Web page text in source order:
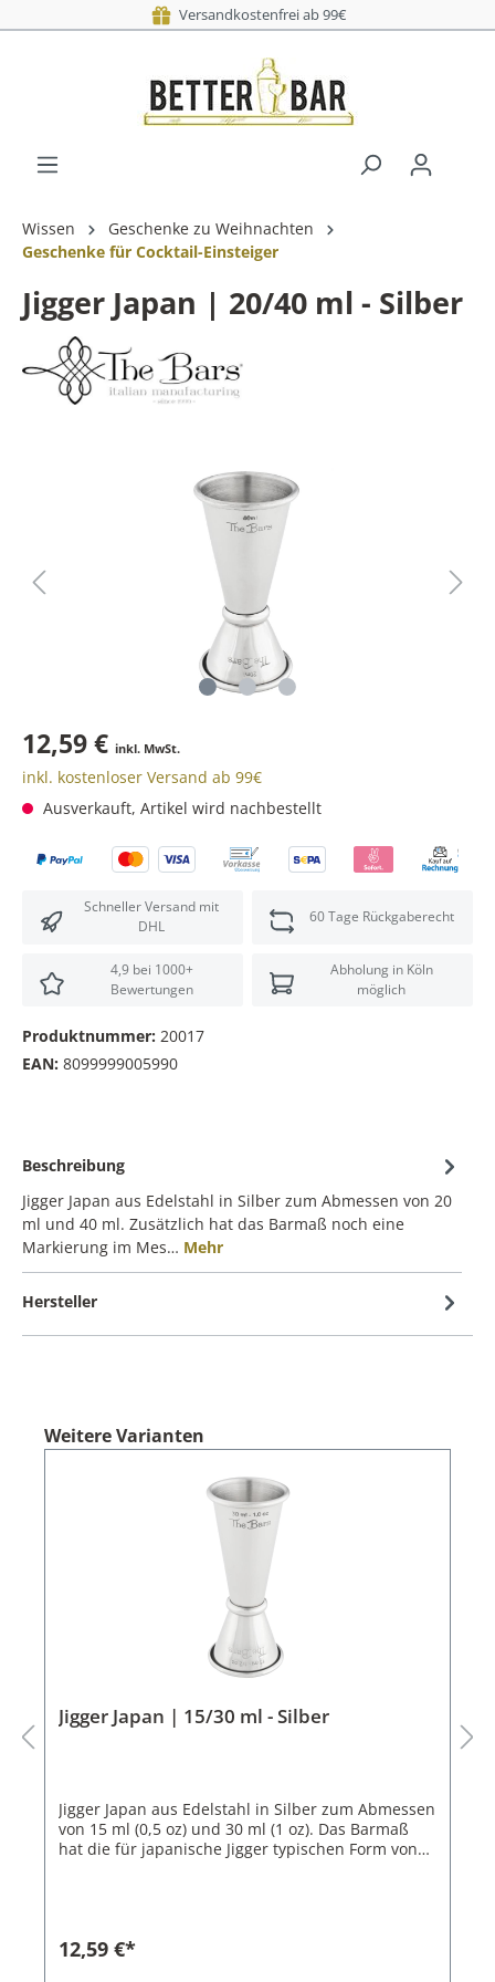
Versandkostenfrei ab 99€
Wissen
Geschenke zu Weihnachten
Geschenke für Cocktail-Einsteiger
Jigger Japan | 20/40 ml - Silber
12,59 € inkl. MwSt.
inkl. kostenloser Versand ab 99€
Ausverkauft, Artikel wird nachbestellt
Schneller Versand mit
DHL
60 Tage Rückgaberecht
4,9 bei 1000+
Bewertungen
Abholung in Köln
möglich
Produktnummer: 20017
EAN: 8099999005990
Beschreibung
Jigger Japan aus Edelstahl in Silber zum Abmessen von 20
ml und 40 ml. Zusätzlich hat das Barmaß noch eine
Markierung im Mes… Mehr
Hersteller
Weitere Varianten
Jigger Japan | 15/30 ml - Silber
Jigger Japan aus Edelstahl in Silber zum Abmessen
von 15 ml (0,5 oz) und 30 ml (1 oz). Das Barmaß
hat die für japanische Jigger typischen Form von
Sauer und "Stark" (Alkohol) im richtigen Verhältnis
12,59 €*